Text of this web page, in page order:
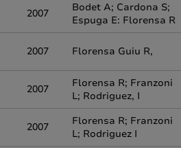
2007
Bodet A; Cardona S;
Espuga E: Florensa R
2007 Florensa Guiu R,
2007
Florensa R; Franzoni
L; Rodriguez, I
2007
Florensa R; Franzoni
L; Rodriguez I